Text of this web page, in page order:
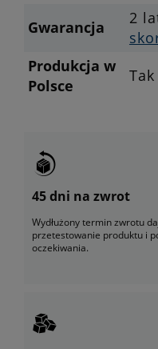
Gwarancja 2
Produkcja w
Polsce
Tak
45 dni na zwrot
Wydłużony termin zwrotu
przetestowanie produktu i
oczekiwania.